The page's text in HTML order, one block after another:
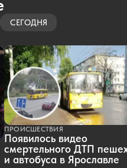
СЕГОДНЯ
ПРОИСШЕСТВИЯ
Появилось видео
смертельного ДТП
и автобуса в Ярославле